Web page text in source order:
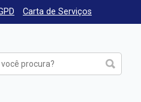
Carta de Serviços